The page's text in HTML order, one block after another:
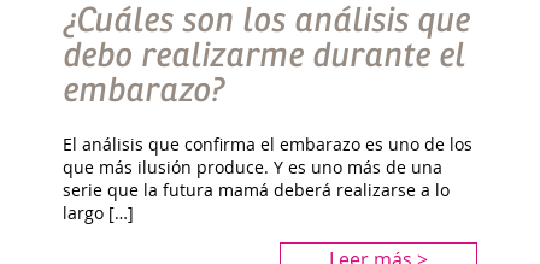
¿Cuáles son los análisis que
debo realizarme durante el
embarazo?
El análisis que confirma el embarazo es uno de los
que más ilusión produce. Y es uno más de una
serie que la futura mamá deberá realizarse a lo
largo […]